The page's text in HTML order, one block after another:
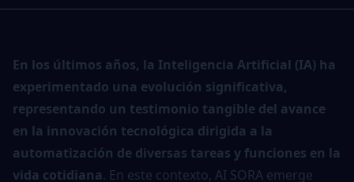
En los últimos años, la Inteligencia Artificial (IA) ha
experimentado una evolución significativa,
representando un testimonio tangible del avance
en la innovación tecnológica dirigida a la
automatización de diversas tareas y funciones en la
vida cotidiana. En este contexto, AI SORA emerge